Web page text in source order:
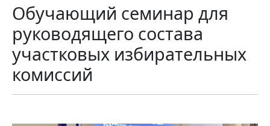
Обучающий семинар для
руководящего состава
участковых избирательных
комиссий